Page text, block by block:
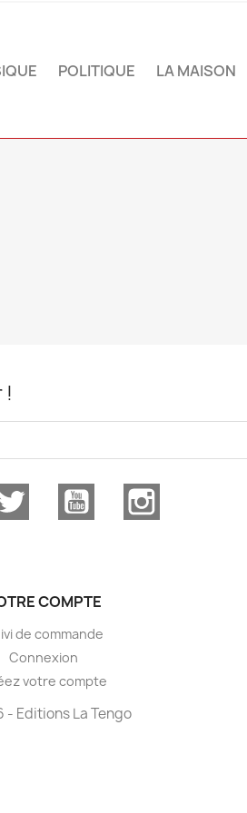
POLITIQUE LA MAISON
!
Twitter YouTube
COMPTE
de commande
Connexion
votre compte
- Editions La Tengo